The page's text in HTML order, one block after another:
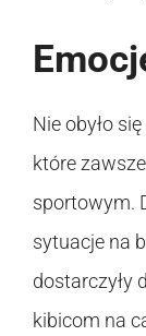
Nie obyło
które
sportowym.
sytuacje na
dostarczyły
kibicom na